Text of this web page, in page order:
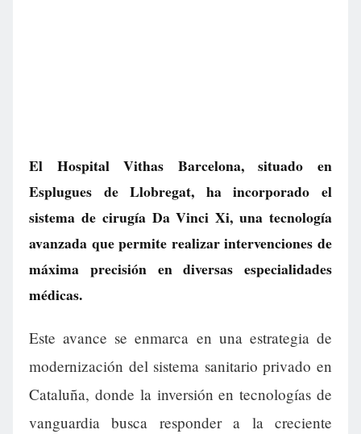
El Hospital Vithas Barcelona, situado en
Esplugues de Llobregat, ha incorporado el
sistema de cirugía Da Vinci Xi, una tecnología
avanzada que permite realizar intervenciones de
máxima precisión en diversas especialidades
médicas.
Este avance se enmarca en una estrategia de
modernización del sistema sanitario privado en
Cataluña, donde la inversión en tecnologías de
vanguardia busca responder a la creciente